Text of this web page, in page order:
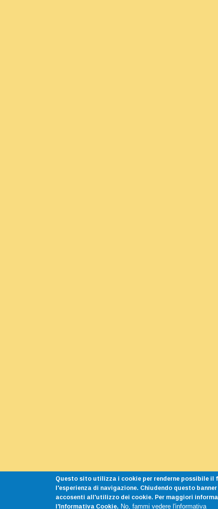
Questo sito utilizza i cookie per renderne possibile il
l'esperienza di navigazione. Chiudendo questo
accosenti all'utilizzo dei cookie. Per maggiori
l'Informativa Cookie. No, fammi vedere l'informativa